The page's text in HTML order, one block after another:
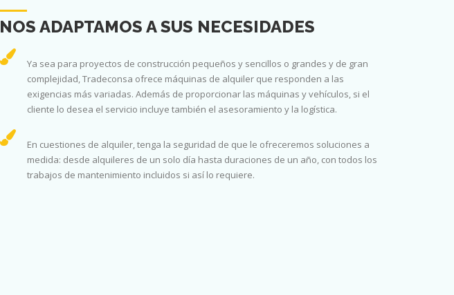
NOS ADAPTAMOS A SUS NECESIDADES
Ya sea para proyectos de construcción pequeños y sencillos o grandes y de gran
complejidad, Tradeconsa ofrece máquinas de alquiler que responden a las
exigencias más variadas. Además de proporcionar las máquinas y vehículos, si el
cliente lo desea el servicio incluye también el asesoramiento y la logística.
En cuestiones de alquiler, tenga la seguridad de que le ofreceremos soluciones a
medida: desde alquileres de un solo día hasta duraciones de un año, con todos los
trabajos de mantenimiento incluidos si así lo requiere.